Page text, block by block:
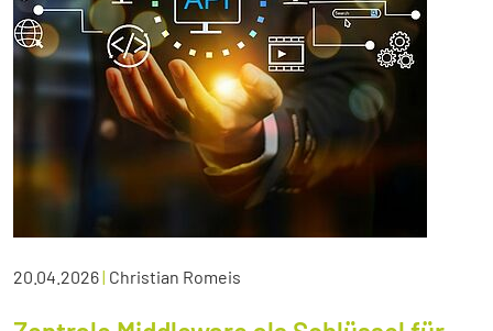
20.04.2026| Christian Romeis